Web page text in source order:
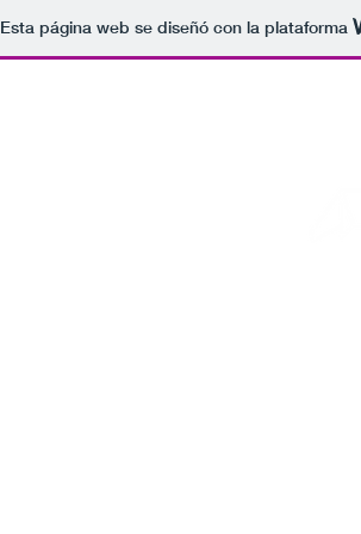
Esta página web se diseñó con la plataforma